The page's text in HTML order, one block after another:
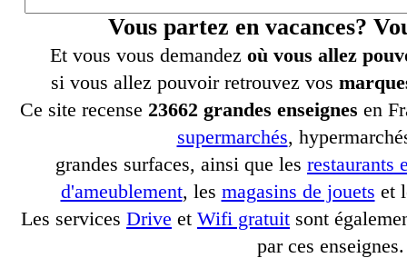
Vous partez en vacances?
Et vous vous demandez où vous allez
si vous allez pouvoir retrouvez vos
Ce site recense 23662 grandes enseignes en
supermarchés,
grandes surfaces, ainsi que les restaurants
d'ameublement, les magasins de jouets et
Les services Drive et Wifi gratuit sont
par ces enseignes.